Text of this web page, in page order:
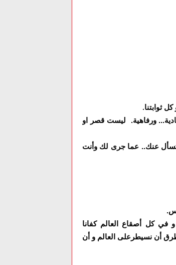
ثوابتنا.
ورفاهية. ليست قصر او
عنك.. عما جرى لك وأنت
و في كل أصقاع العالم كفانا
أن نسيطرعلى العالم و أن